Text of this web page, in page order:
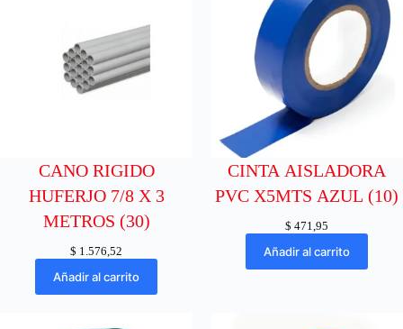
CANO RIGIDO
HUFERJO 7/8 X 3
METROS (30)
$ 1.576,52
Añadir al carrito
CINTA AISLADORA
PVC X5MTS AZUL (10)
$ 471,95
Añadir al carrito